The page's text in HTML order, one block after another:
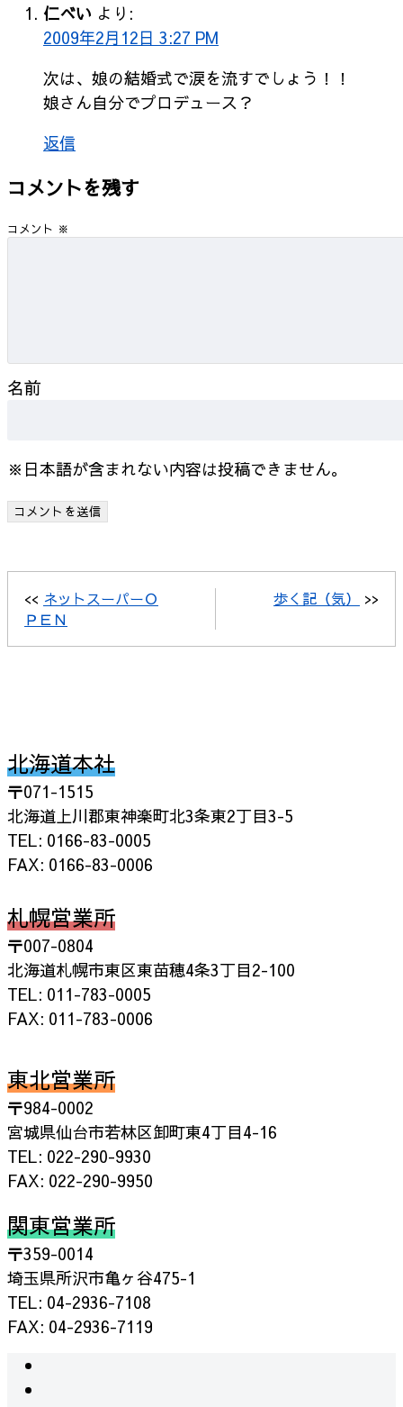
仁べい より:
2009年2月12日 3:27 PM
次は、娘の結婚式で涙を流すでしょう！！
娘さん自分でプロデュース？
返信
コメントを残す
コメント ※
名前
※日本語が含まれない内容は投稿できません。
<< ネットスーパーＯ
ＰＥＮ
歩く記（気） >>
北海道本社
〒071-1515
北海道上川郡東神楽町北3条東2丁目3-5
TEL: 0166-83-0005
FAX: 0166-83-0006
札幌営業所
〒007-0804
北海道札幌市東区東苗穂4条3丁目2-100
TEL: 011-783-0005
FAX: 011-783-0006
東北営業所
〒984-0002
宮城県仙台市若林区卸町東4丁目4-16
TEL: 022-290-9930
FAX: 022-290-9950
関東営業所
〒359-0014
埼玉県所沢市亀ヶ谷475-1
TEL: 04-2936-7108
FAX: 04-2936-7119